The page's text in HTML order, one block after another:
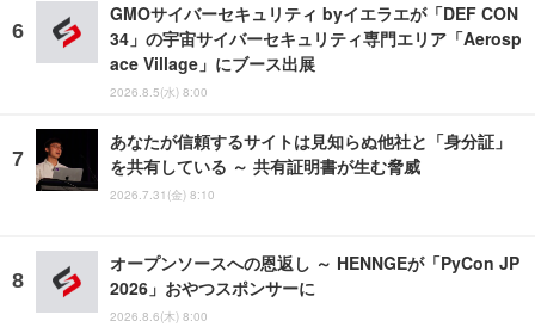
GMOサイバーセキュリティ byイエラエが「DEF CON
34」の宇宙サイバーセキュリティ専門エリア「Aerosp
ace Village」にブース出展
2026.8.5(水) 8:00
あなたが信頼するサイトは見知らぬ他社と「身分証」
を共有している ～ 共有証明書が生む脅威
2026.7.31(金) 8:10
オープンソースへの恩返し ～ HENNGEが「PyCon JP
2026」おやつスポンサーに
2026.8.6(木) 8:00